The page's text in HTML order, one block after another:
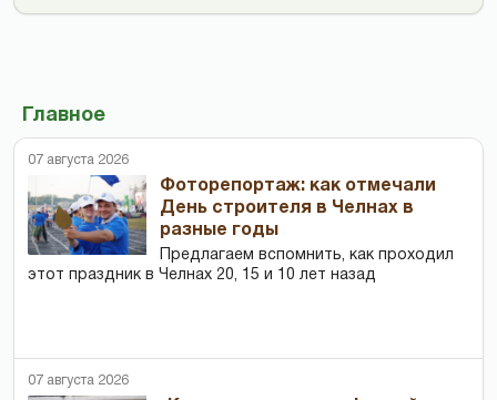
Главное
07 августа 2026
Фоторепортаж: как отмечали
День строителя в Челнах в
разные годы
Предлагаем вспомнить, как проходил
этот праздник в Челнах 20, 15 и 10 лет назад
07 августа 2026